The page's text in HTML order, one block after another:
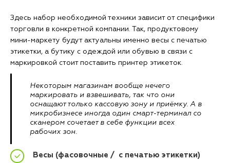
Здесь набор необходимой техники зависит от специфики
торговли в конкретной компании. Так, продуктовому
мини-маркету будут актуальны именно весы с печатью
этикетки, а бутику с одеждой или обувью в связи с
маркировкой стоит поставить принтер этикеток.
Некоторым магазинам вообще нечего
маркировать и взвешивать, так что они
оснащают только кассовую зону и приёмку. А в
микробизнесе иногда один смарт-терминал со
сканером сочетает в себе функции всех
рабочих зон.
Весы (фасовочные / с печатью этикетки)